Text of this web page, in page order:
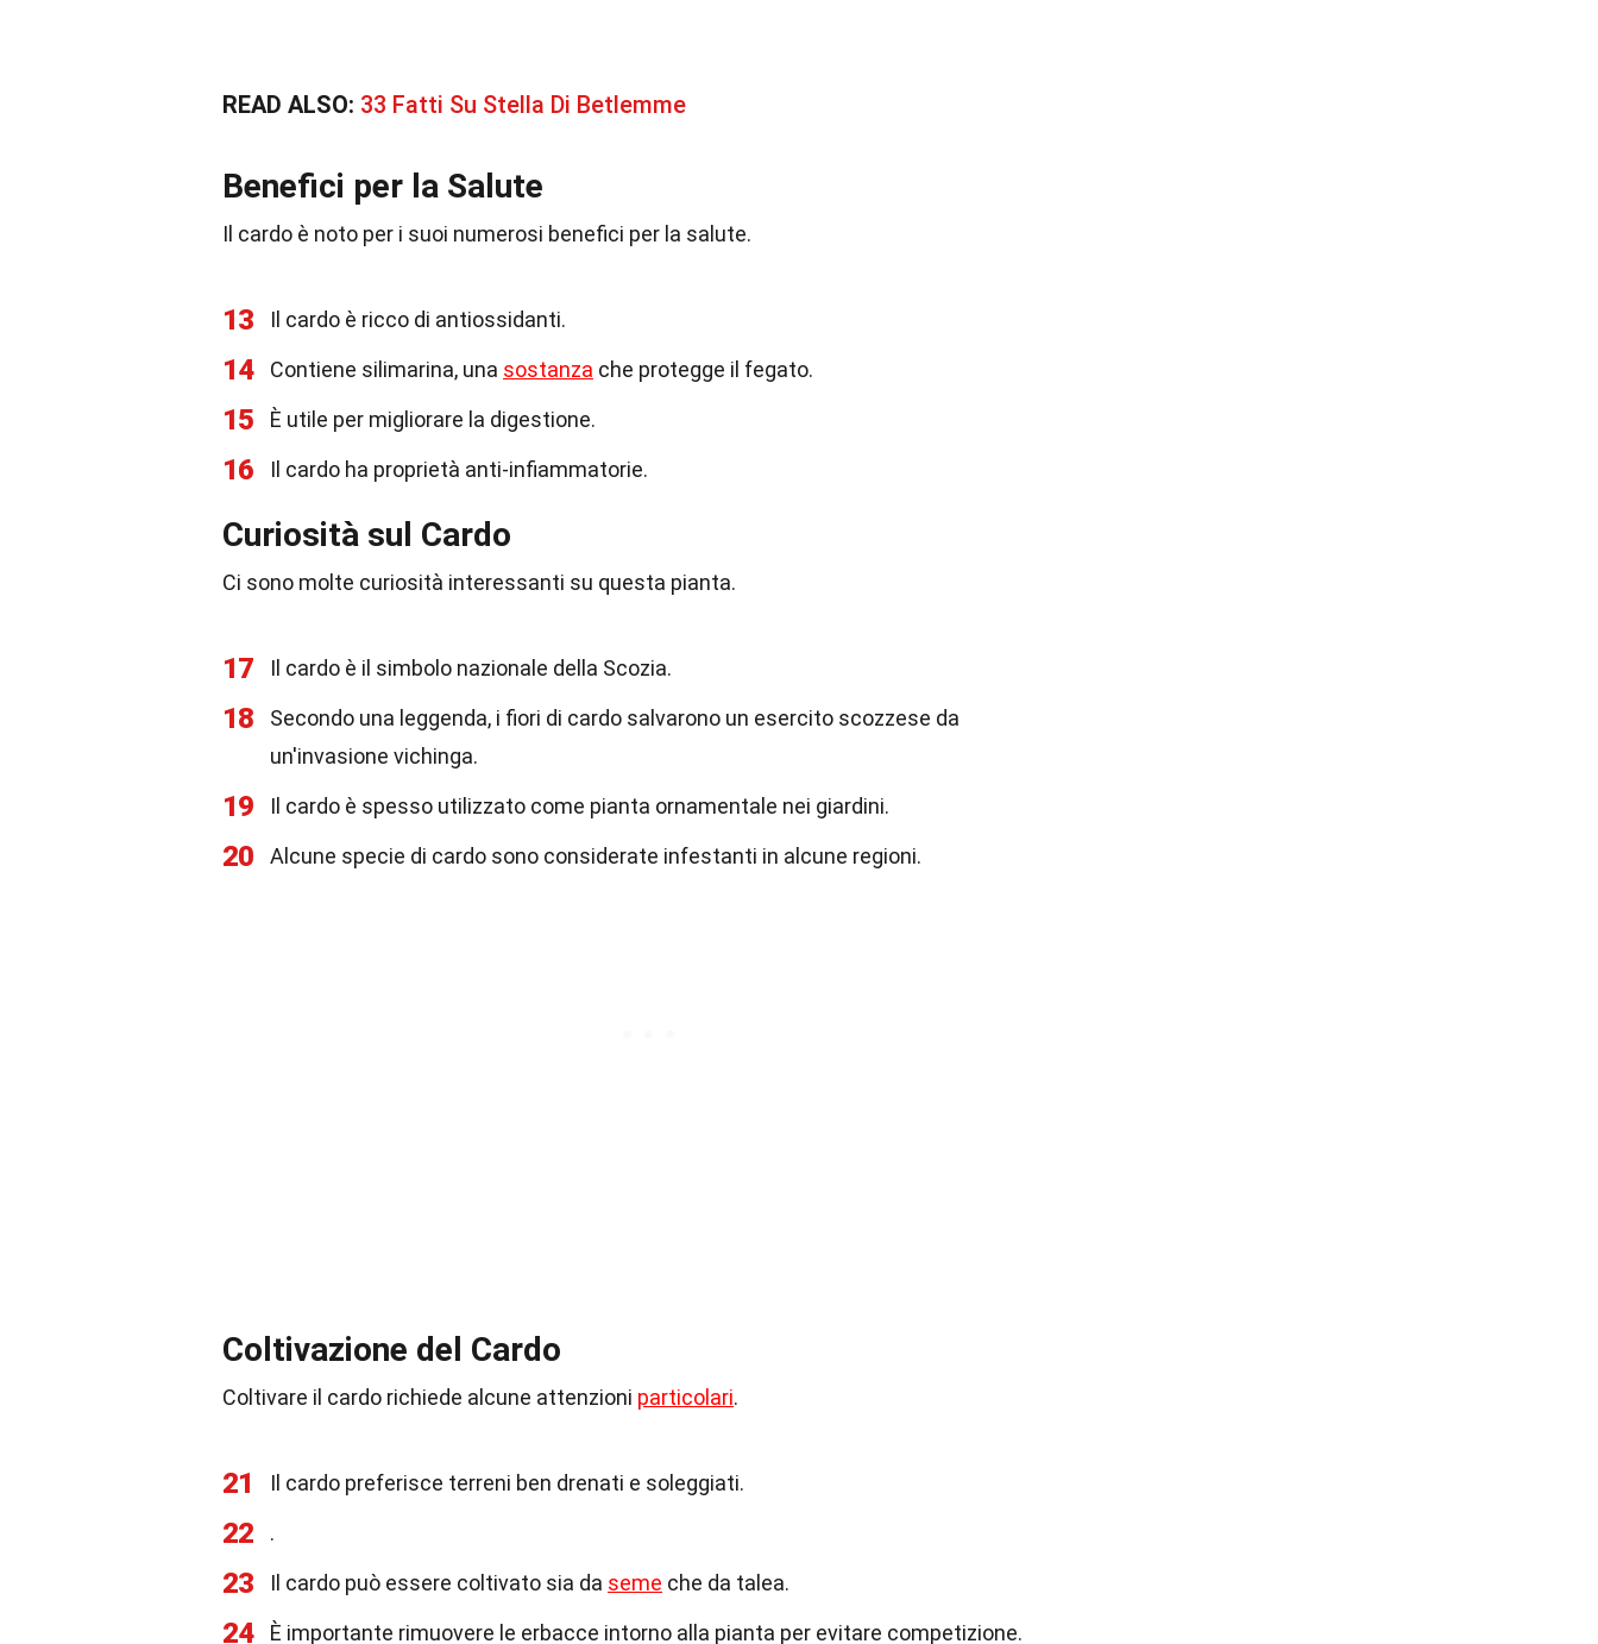
READ ALSO: 33 Fatti Su Stella Di Betlemme
Benefici per la Salute
Il cardo è noto per i suoi numerosi benefici per la salute.
13 Il cardo è ricco di antiossidanti.
14 Contiene silimarina, una sostanza che protegge il fegato.
15 È utile per migliorare la digestione.
16 Il cardo ha proprietà anti-infiammatorie.
Curiosità sul Cardo
Ci sono molte curiosità interessanti su questa pianta.
17 Il cardo è il simbolo nazionale della Scozia.
18
Secondo una leggenda, i fiori di cardo salvarono un esercito scozzese da
un'invasione vichinga.
19 Il cardo è spesso utilizzato come pianta ornamentale nei giardini.
20 Alcune specie di cardo sono considerate infestanti in alcune regioni.
Coltivazione del Cardo
Coltivare il cardo richiede alcune attenzioni particolari.
21 Il cardo preferisce terreni ben drenati e soleggiati.
22 .
23 Il cardo può essere coltivato sia da seme che da talea.
24 È importante rimuovere le erbacce intorno alla pianta per evitare competizione.